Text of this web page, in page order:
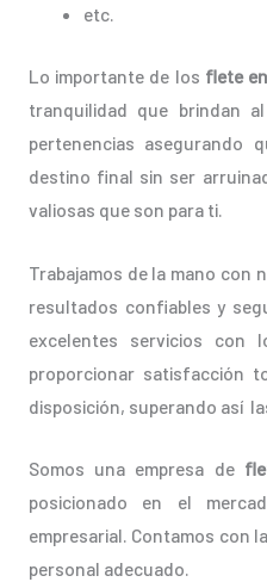
etc.
Lo importante de los flete
tranquilidad que brindan
pertenencias asegurando
destino final sin ser
valiosas que son para ti.
Trabajamos de la mano con
resultados confiables y
excelentes servicios con
proporcionar satisfacción
disposición, superando así
Somos una empresa de
posicionado en el
empresarial. Contamos con
personal adecuado.